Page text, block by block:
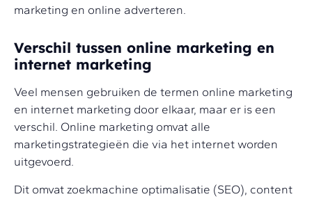
marketing en online adverteren.
Verschil tussen online marketing en
internet marketing
Veel mensen gebruiken de termen online marketing
en internet marketing door elkaar, maar er is een
verschil. Online marketing omvat alle
marketingstrategieën die via het internet worden
uitgevoerd.
Dit omvat zoekmachine optimalisatie (SEO), content